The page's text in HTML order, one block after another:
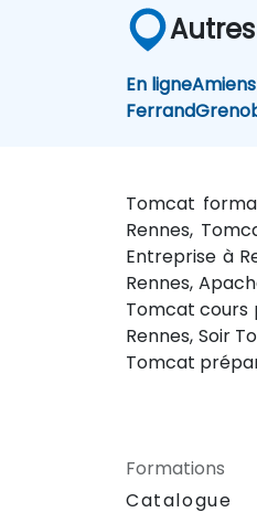
En ligneAmiens
Ferrand
Tomcat
Rennes,
Entreprise à
Rennes,
Tomcat cours
Rennes, Soir
Tomcat
Formations
Catalogue